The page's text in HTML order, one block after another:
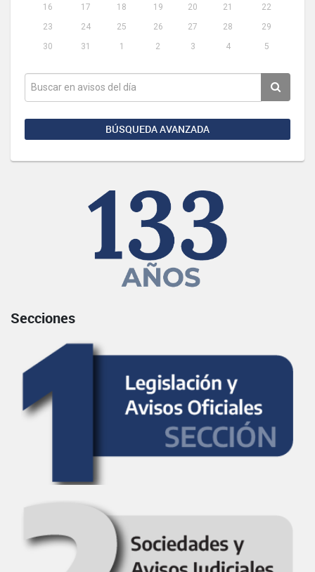
16
17 18 19 20 21
22
23
24 25 26 27 28
29
30
31 1 2 3 4 5
BÚSQUEDA AVANZADA
Secciones